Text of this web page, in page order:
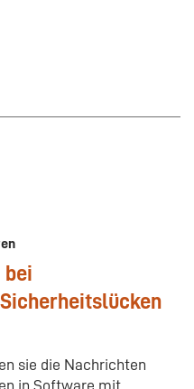
bei
sie die Nachrichten
in Software mit